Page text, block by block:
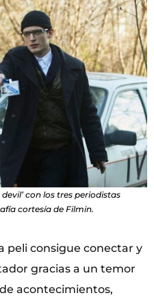
con los tres periodistas
cortesía de Filmin.
peli consigue conectar y
gracias a un temor
acontecimientos,